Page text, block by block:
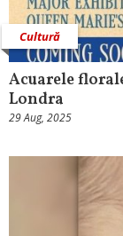
Cultură
Acuarele
Londra
29 Aug, 2025